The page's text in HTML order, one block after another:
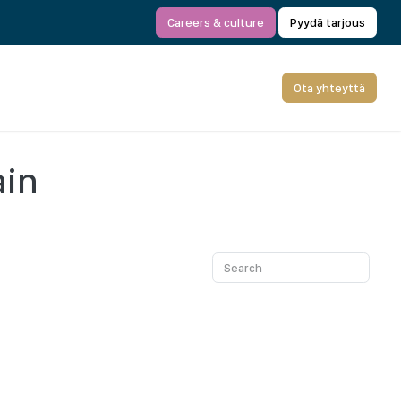
Careers & culture Pyydä tarjous
Ota yhteyttä